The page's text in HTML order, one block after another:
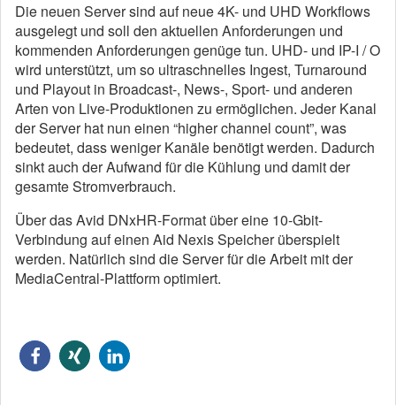
Die neuen Server sind auf neue 4K- und UHD Workflows
ausgelegt und soll den aktuellen Anforderungen und
kommenden Anforderungen genüge tun. UHD- und IP-I / O
wird unterstützt, um so ultraschnelles Ingest, Turnaround
und Playout in Broadcast-, News-, Sport- und anderen
Arten von Live-Produktionen zu ermöglichen. Jeder Kanal
der Server hat nun einen “higher channel count”, was
bedeutet, dass weniger Kanäle benötigt werden. Dadurch
sinkt auch der Aufwand für die Kühlung und damit der
gesamte Stromverbrauch.
Über das Avid DNxHR-Format über eine 10-Gbit-
Verbindung auf einen Aid Nexis Speicher überspielt
werden. Natürlich sind die Server für die Arbeit mit der
MediaCentral-Plattform optimiert.